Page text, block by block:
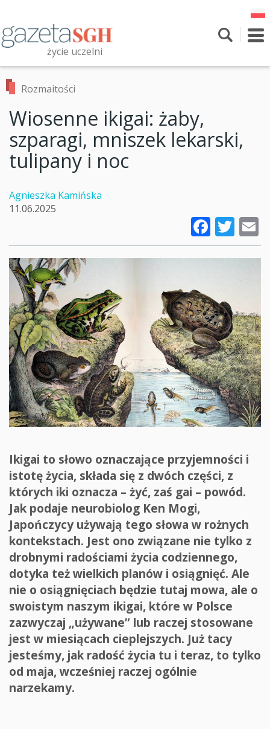
treści
życie uczelni
Przeszukaj witrynę
Rozmaitości
Wiosenne ikigai: żaby,
szparagi, mniszek lekarski,
tulipany i noc
Agnieszka Kamińska
11.06.2025
Ikigai to słowo oznaczające przyjemności i
istotę życia, składa się z dwóch części, z
których iki oznacza – żyć, zaś gai – powód.
Jak podaje neurobiolog Ken Mogi,
Japończycy używają tego słowa w rożnych
kontekstach. Jest ono związane nie tylko z
drobnymi radościami życia codziennego,
dotyka też wielkich planów i osiągnięć. Ale
nie o osiągnięciach będzie tutaj mowa, ale o
swoistym naszym ikigai, które w Polsce
zazwyczaj „używane” lub raczej stosowane
jest w miesiącach cieplejszych. Już tacy
jesteśmy, jak radość życia tu i teraz, to tylko
od maja, wcześniej raczej ogólnie
narzekamy.